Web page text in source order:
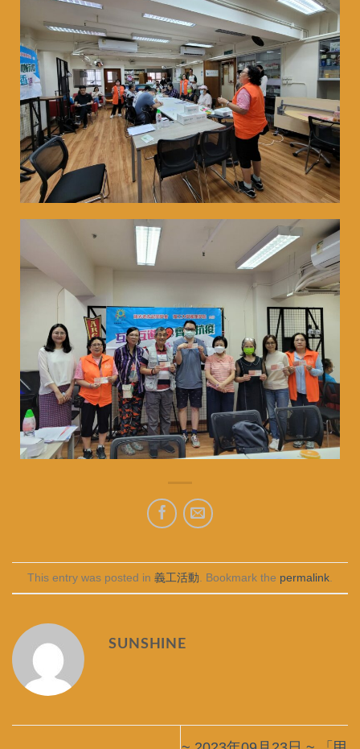
This entry was posted in 義工活動 . Bookmark the permalink
SUNSHINE